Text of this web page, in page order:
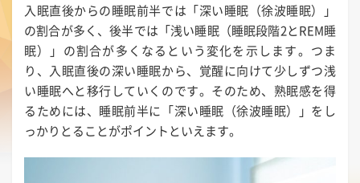
入眠直後からの睡眠前半では「深い睡眠（徐波睡眠）」
の割合が多く、後半では「浅い睡眠（睡眠段階2とREM睡
眠）」の割合が多くなるという変化を示します。つま
り、入眠直後の深い睡眠から、覚醒に向けて少しずつ浅
い睡眠へと移行していくのです。そのため、熟眠感を得
るためには、睡眠前半に「深い睡眠（徐波睡眠）」をし
っかりとることがポイントといえます。